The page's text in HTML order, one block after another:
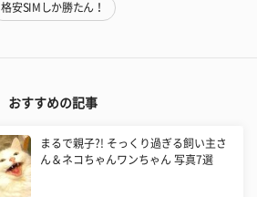
格安SIMしか勝たん！
おすすめの記事
まるで親子?! そっくり過ぎる飼い主さ
ん＆ネコちゃんワンちゃん 写真7選